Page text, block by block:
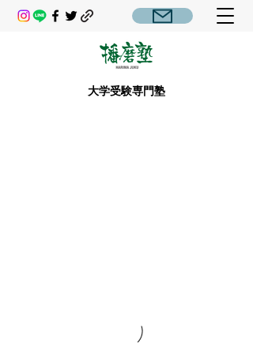
大学受験専門塾